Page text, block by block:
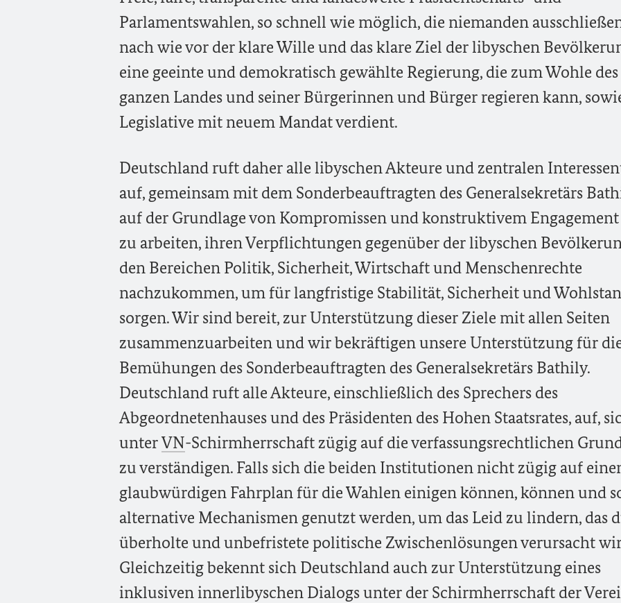
Parlamentswahlen, so schnell wie möglich, die niemanden
nach wie vor der klare Wille und das klare Ziel der libyschen
eine geeinte und demokratisch gewählte Regierung, die zum Wohle des
ganzen Landes und seiner Bürgerinnen und Bürger regieren kann,
Legislative mit neuem Mandat verdient.
Deutschland ruft daher alle libyschen Akteure und zentralen
auf, gemeinsam mit dem Sonderbeauftragten des Generalsekretärs
auf der Grundlage von Kompromissen und konstruktivem
zu arbeiten, ihren Verpflichtungen gegenüber der libyschen
den Bereichen Politik, Sicherheit, Wirtschaft und Menschenrechte
nachzukommen, um für langfristige Stabilität, Sicherheit und
sorgen. Wir sind bereit, zur Unterstützung dieser Ziele mit allen Seiten
zusammenzuarbeiten und wir bekräftigen unsere Unterstützung für
Bemühungen des Sonderbeauftragten des Generalsekretärs Bathily.
Deutschland ruft alle Akteure, einschließlich des Sprechers des
Abgeordnetenhauses und des Präsidenten des Hohen Staatsrates, auf,
unterVN-Schirmherrschaft zügig auf die verfassungsrechtlichen
zu verständigen. Falls sich die beiden Institutionen nicht zügig auf
glaubwürdigen Fahrplan für die Wahlen einigen können, können und
alternative Mechanismen genutzt werden, um das Leid zu lindern, das
überholte und unbefristete politische Zwischenlösungen verursacht
Gleichzeitig bekennt sich Deutschland auch zur Unterstützung eines
inklusiven innerlibyschen Dialogs unter der Schirmherrschaft der